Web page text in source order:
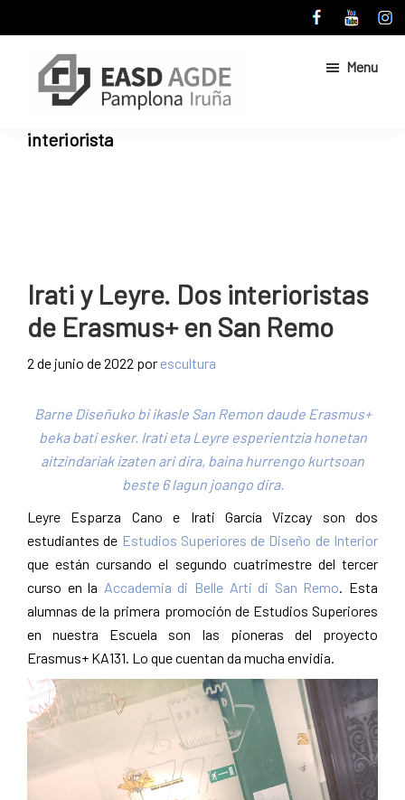
to
content
to
Escuela
de
Sitio
y
Superior
Diseño
Pamplona
Menu
interiorista
Irati y Leyre. Dos interioristas
de Erasmus+ en San Remo
2 de junio de 2022 por escultura
Barne Diseñuko bi ikasle San Remon daude Erasmus+
beka bati esker. Irati eta Leyre esperientzia honetan
aitzindariak izaten ari dira, baina hurrengo kurtsoan
beste 6 lagun joango dira.
Leyre Esparza Cano e Irati García Vizcay son dos
estudiantes de Estudios Superiores de Diseño de Interior
que están cursando el segundo cuatrimestre del tercer
curso en la Accademia di Belle Arti di San Remo. Esta
alumnas de la primera promoción de Estudios Superiores
en nuestra Escuela son las pioneras del proyecto
Erasmus+ KA131. Lo que cuentan da mucha envidia.